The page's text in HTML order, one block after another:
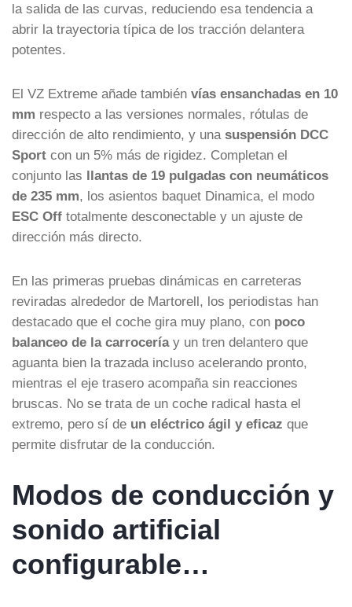
la salida de las curvas, reduciendo esa tendencia a
abrir la trayectoria típica de los tracción delantera
potentes.
El VZ Extreme añade también vías ensanchadas en 10
mm respecto a las versiones normales, rótulas de
dirección de alto rendimiento, y una suspensión DCC
Sport con un 5% más de rigidez. Completan el
conjunto las llantas de 19 pulgadas con neumáticos
de 235 mm, los asientos baquet Dinamica, el modo
ESC Off totalmente desconectable y un ajuste de
dirección más directo.
En las primeras pruebas dinámicas en carreteras
reviradas alrededor de Martorell, los periodistas han
destacado que el coche gira muy plano, con poco
balanceo de la carroceríay un tren delantero que
aguanta bien la trazada incluso acelerando pronto,
mientras el eje trasero acompaña sin reacciones
bruscas. No se trata de un coche radical hasta el
extremo, pero sí de un eléctrico ágil y eficaz que
permite disfrutar de la conducción.
Modos de conducción y
sonido artificial
configurable…